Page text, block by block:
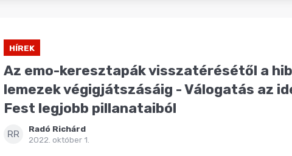
HÍREK
Az emo-keresztapák visszatérésétől a
lemezek végigjátszásáig - Válogatás az
Fest legjobb pillanataiból
RR
Radó Richárd
2022. október 1.